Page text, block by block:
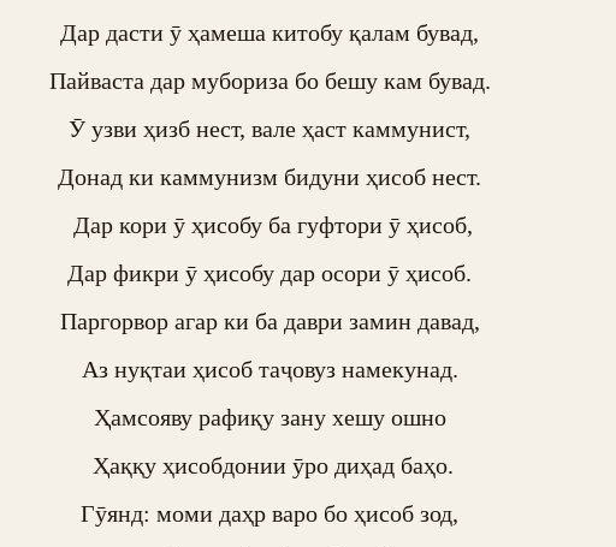
Дар дасти ӯ ҳамеша китобу қалам бувад,
Пайваста дар мубориза бо бешу кам бувад.
Ӯ узви ҳизб нест, вале ҳаст каммунист,
Донад ки каммунизм бидуни ҳисоб нест.
Дар фикри ӯ ҳисобу дар осори ӯ ҳисоб.
Паргорвор агар ки ба даври замин давад,
Аз нуқтаи ҳисоб таҷовуз намекунад.
Ҳамсояву рафиқу зану хешу ошно
Гӯянд: моми даҳр варо бо ҳисоб зод,